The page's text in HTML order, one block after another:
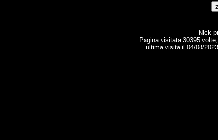
Nick
Pagina visitata 30395
ultima visita il 04/08/